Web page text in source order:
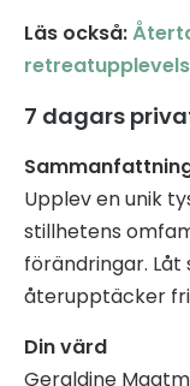
Läs också:
7 dagars
Upplev en unik
stillhetens
förändringar. Låt
återupptäcker
Din värd
Geraldine